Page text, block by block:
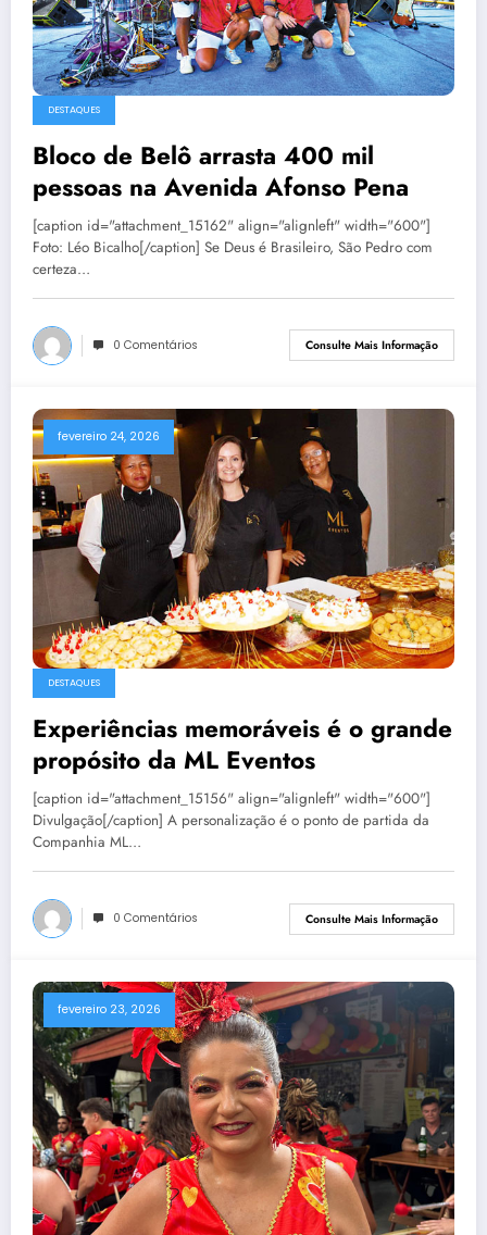
DESTAQUES
Bloco de Belô arrasta 400 mil
pessoas na Avenida Afonso Pena
[caption id="attachment_15162" align="alignleft" width="600"]
Foto: Léo Bicalho[/caption] Se Deus é Brasileiro, São Pedro com
certeza…
0 Comentários Consulte Mais Informação
fevereiro 24, 2026
DESTAQUES
Experiências memoráveis é o grande
propósito da ML Eventos
[caption id="attachment_15156" align="alignleft" width="600"]
Divulgação[/caption] A personalização é o ponto de partida da
Companhia ML…
0 Comentários Consulte Mais Informação
fevereiro 23, 2026